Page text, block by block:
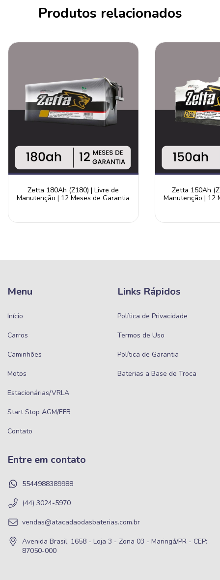
Produtos relacionados
Zetta 180Ah (Z180) | Livre de
Manutenção | 12 Meses de Garantia
Zetta 150Ah
Manutenção | 12
Menu
Início
Carros
Caminhões
Motos
Estacionárias/VRLA
Start Stop AGM/EFB
Contato
Links Rápidos
Política de Privacidade
Termos de Uso
Política de Garantia
Baterias a Base de Troca
Entre em contato
5544988389988
(44) 3024-5970
vendas@atacadaodasbaterias.com.br
Avenida Brasil, 1658 - Loja 3 - Zona 03 - Maringá/PR - CEP:
87050-000